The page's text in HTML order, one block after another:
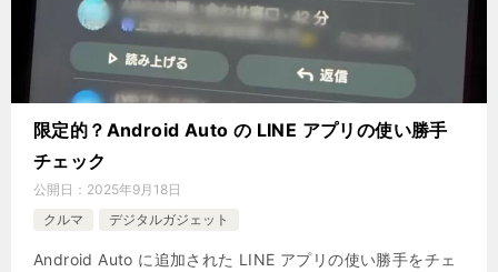
限定的？Android Auto の LINE アプリの使い勝手
チェック
公開日： 2025年9月18日
クルマ
デジタルガジェット
Android Auto に追加された LINE アプリの使い勝手をチェ